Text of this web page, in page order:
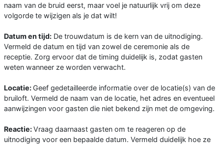
naam van de bruid eerst, maar voel je natuurlijk vrij om deze
volgorde te wijzigen als je dat wilt!
Datum en tijd: De trouwdatum is de kern van de uitnodiging.
Vermeld de datum en tijd van zowel de ceremonie als de
receptie. Zorg ervoor dat de timing duidelijk is, zodat gasten
weten wanneer ze worden verwacht.
Locatie:Geef gedetailleerde informatie over de locatie(s) van de
bruiloft. Vermeld de naam van de locatie, het adres en eventueel
aanwijzingen voor gasten die niet bekend zijn met de omgeving.
Reactie:Vraag daarnaast gasten om te reageren op de
uitnodiging voor een bepaalde datum. Vermeld duidelijk hoe ze